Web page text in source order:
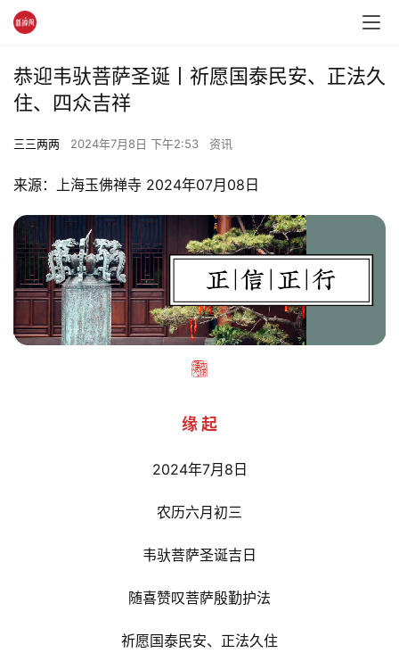
恭迎韦驮菩萨圣诞丨祈愿国泰民安、正法久
住、四众吉祥
三三两两 2024年7月8日 下午2:53 资讯
来源：上海玉佛禅寺 2024年07月08日
缘 起
2024年7月8日
农历六月初三
韦驮菩萨圣诞吉日
随喜赞叹菩萨殷勤护法
祈愿国泰民安、正法久住